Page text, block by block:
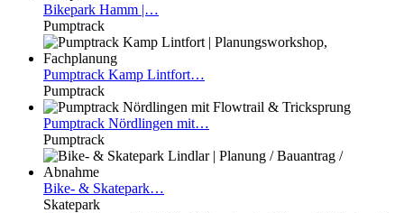
Bikepark Hamm |…
Pumptrack
Pumptrack Kamp Lintfort…
Pumptrack
Pumptrack Nördlingen mit…
Pumptrack
Bike- & Skatepark…
Skatepark